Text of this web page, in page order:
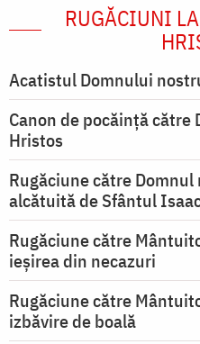
RUGĂCIUNI
Acatistul Domnului
Canon de pocăință
Hristos
Rugăciune către
alcătuită de Sfântul
Rugăciune către
ieşirea din necazuri
Rugăciune către
izbăvire de boală